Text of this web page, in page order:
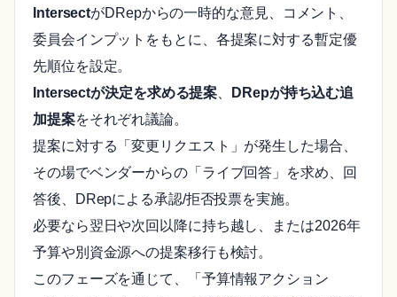
IntersectがDRepからの一時的な意見、コメント、
委員会インプットをもとに、各提案に対する暫定優
先順位を設定。
Intersectが決定を求める提案、
DRepが持ち込む追
加提案をそれぞれ議論。
提案に対する「変更リクエスト」が発生した場合、
その場でベンダーからの「ライブ回答」を求め、回
答後、DRepによる承認/拒否投票を実施。
必要なら翌日や次回以降に持ち越し、または2026年
予算や別資金源への提案移行も検討。
このフェーズを通じて、「予算情報アクション